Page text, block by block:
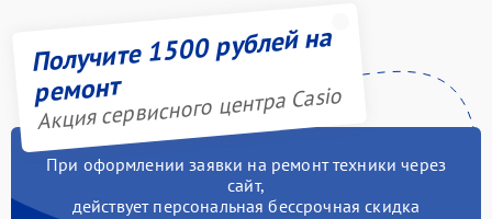
Получите 1500 рублей на
ремонт
Акция сервисного центра Casio
При оформлении заявки на ремонт техники через
сайт,
действует персональная бессрочная скидка